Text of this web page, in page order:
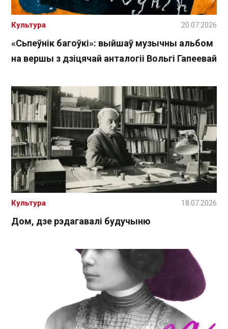
«Сьпеўнік багоўкі»: выйшаў музычны альбом
на вершы з дзіцячай анталогіі Вольгі Гапеевай
Культура 20.07.2026
Дом, дзе рэдагавалі будучыню
Культура 18.07.2026